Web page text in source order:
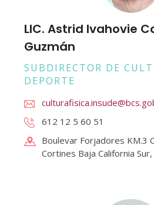
LIC. Astrid Ivahovie
Guzmán
SUBDIRECTOR DE
DEPORTE
612 12 5 60 51
Boulevar Forjadores KM.3
Cortines Baja California